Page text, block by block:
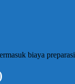
biaya preparasi